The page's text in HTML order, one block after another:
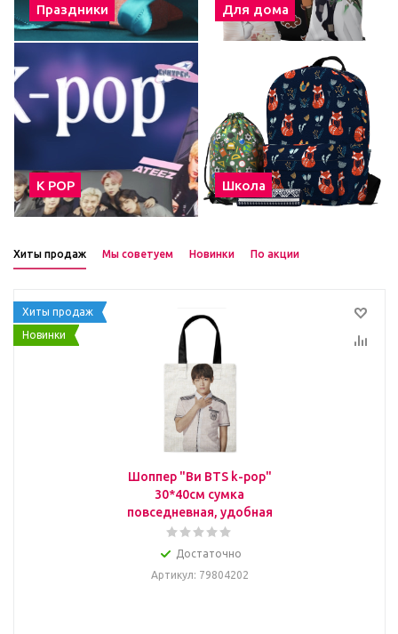
Праздники Для дома
К POP Школа
Хиты продаж Мы советуем Новинки По акции
Хиты продаж
Новинки
Шоппер "Ви BTS k-pop"
30*40см сумка
повседневная, удобная
Достаточно
Артикул: 79804202